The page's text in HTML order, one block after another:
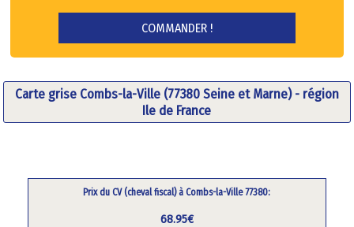
Carte grise Combs-la-Ville (77380 Seine et Marne) - région
Ile de France
Prix du CV (cheval fiscal) à Combs-la-Ville 77380:
68.95€